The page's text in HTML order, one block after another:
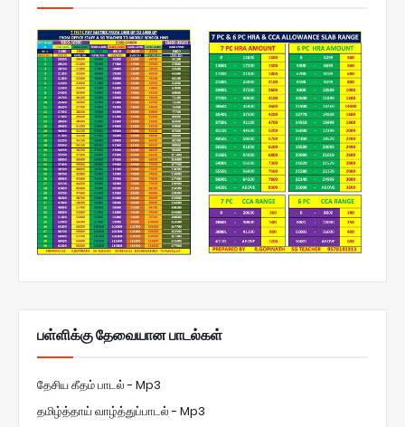
பள்ளிக்கு தேவையான பாடல்கள்
தேசிய கீதம் பாடல் - Mp3
தமிழ்த்தாய் வாழ்த்துப்பாடல் - Mp3